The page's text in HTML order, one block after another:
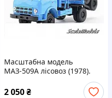
Масштабна модель
МАЗ-509А лісовоз (1978).
Автолегенди. Вантажівки.
Масштаб 1:43
2 050₴